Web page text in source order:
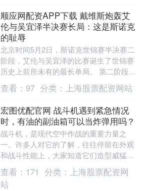
顺应网配资APP下载 戴维斯炮轰艾
伦与吴宜泽半决赛长局：这是斯诺克
的耻辱
北京时间5月2日，斯诺克世锦赛半决赛二
阶段，艾伦与吴宜泽的比赛诞生了世锦赛
历史上前所未有的最长单局。 第二阶段马
克-艾伦打出两杆破百（145、121），连胜
五局....
查看： 97 分类： 上海股票配资网站
宏图优配官网 战斗机遇到紧急情况
时，有油的副油箱可以当炸弹用吗？
战斗机，是现代空中作战的重要力量之
一。许多人对它的了解，往往停留在外观
和战斗性能上，大家知道它们造型威猛、
火力强大、机动性出众，但对它们身上最
基础的组件——油箱....
查看： 171 分类： 上海股票配资网
站